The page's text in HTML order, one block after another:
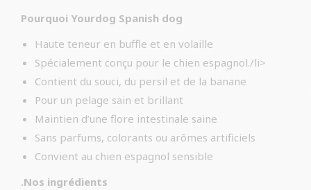
Pourquoi Yourdog Spanish dog
Haute teneur en buffle et en volaille
Spécialement conçu pour le chien espagnol./li>
Contient du souci, du persil et de la banane
Pour un pelage sain et brillant
Maintien d’une flore intestinale saine
Sans parfums, colorants ou arômes artificiels
Convient au chien espagnol sensible
.Nos ingrédients